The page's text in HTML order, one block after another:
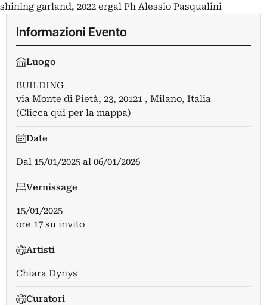
shining garland, 2022 ergal Ph Alessio Pasqualini
Informazioni Evento
Luogo
BUILDING
via Monte di Pietà, 23, 20121 , Milano, Italia
(Clicca qui per la mappa)
Date
Dal 15/01/2025 al 06/01/2026
Vernissage
15/01/2025
ore 17 su invito
Artisti
Chiara Dynys
Curatori